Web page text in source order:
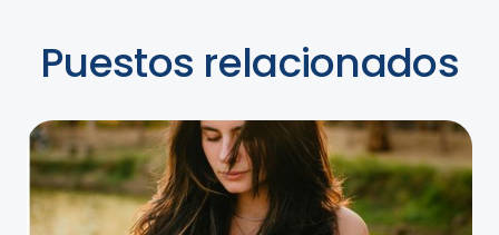
Puestos relacionados